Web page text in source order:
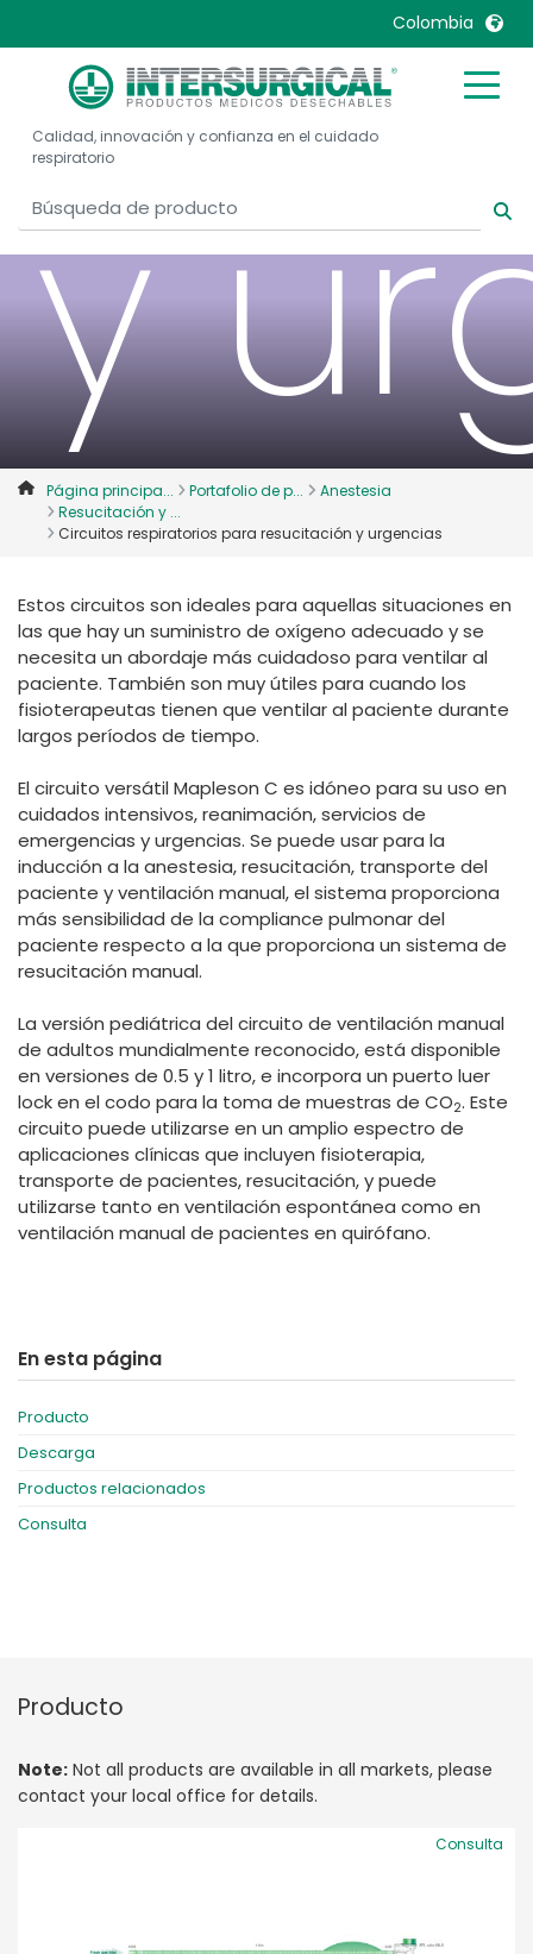
Colombia
United Kingdom
United States
België, Nederlands
Belgique, Français
Canada, Français
Denmark
Deutschland
España
Malaysia
Mexico
Nederlands
Russia
Turkey
International English
Calidad, innovación y confianza en el cuidado
respiratorio
y
Página principa... Portafolio de p...
Anestesia
Resucitación y ...
Circuitos respiratorios para resucitación y urgencias
Estos circuitos son ideales para aquellas situaciones en
las que hay un suministro de oxígeno adecuado y se
necesita un abordaje más cuidadoso para ventilar al
paciente. También son muy útiles para cuando los
fisioterapeutas tienen que ventilar al paciente durante
largos períodos de tiempo.
El circuito versátil Mapleson C es idóneo para su uso en
cuidados intensivos, reanimación, servicios de
emergencias y urgencias. Se puede usar para la
inducción a la anestesia, resucitación, transporte del
paciente y ventilación manual, el sistema proporciona
más sensibilidad de la compliance pulmonar del
paciente respecto a la que proporciona un sistema de
resucitación manual.
La versión pediátrica del circuito de ventilación manual
de adultos mundialmente reconocido, está disponible
en versiones de 0.5 y 1 litro, e incorpora un puerto luer
lock en el codo para la toma de muestras de CO2. Este
circuito puede utilizarse en un amplio espectro de
aplicaciones clínicas que incluyen fisioterapia,
transporte de pacientes, resucitación, y puede
utilizarse tanto en ventilación espontánea como en
ventilación manual de pacientes en quirófano.
En esta página
Producto
Descarga
Productos relacionados
Consulta
Producto
Note: Not all products are available in all markets, please
contact your local office for details.
Consulta